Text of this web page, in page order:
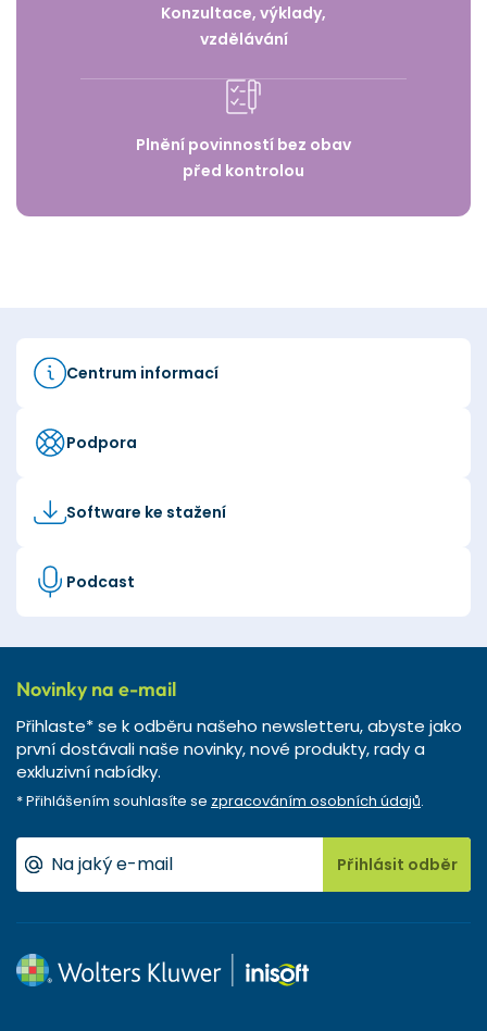
Konzultace, výklady,
vzdělávání
Plnění povinností bez obav
před kontrolou
Centrum informací
Podpora
Software ke stažení
Podcast
Novinky na e-mail
Přihlaste* se k odběru našeho newsletteru, abyste jako
první dostávali naše novinky, nové produkty, rady a
exkluzivní nabídky.
* Přihlášením souhlasíte se zpracováním osobních údajů.
Přihlásit odběr